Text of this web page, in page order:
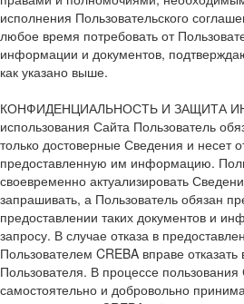
исполнения Пользовательского
любое время потребовать от
информации и документов,
как указано выше.
КОНФИДЕНЦИАЛЬНОСТЬ И ЗАЩИТА
использования Сайта Пользователь
только достоверные Сведения и несет
предоставленную им информацию.
своевременно актуализировать
запрашивать, а Пользователь обязан
предоставлении таких документов и
запросу. В случае отказа в
Пользователем CREBA вправе отказать
Пользователя. В процессе
самостоятельно и добровольно